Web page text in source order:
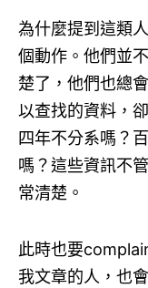
為什麼提到這類
個動作。他們並
楚了，他們也總
以查找的資料，
四年不分系嗎？
嗎？這些資訊不
常清楚。
此時也要
我文章的人，也